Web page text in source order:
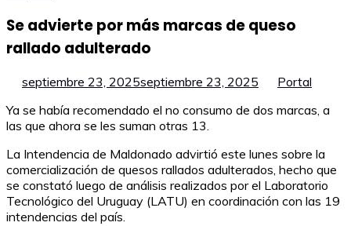
Se advierte por más marcas de queso
rallado adulterado
septiembre 23, 2025septiembre 23, 2025
Portal
Ya se había recomendado el no consumo de dos marcas, a
las que ahora se les suman otras 13.
La Intendencia de Maldonado advirtió este lunes sobre la
comercialización de quesos rallados adulterados, hecho que
se constató luego de análisis realizados por el Laboratorio
Tecnológico del Uruguay (LATU) en coordinación con las 19
intendencias del país.